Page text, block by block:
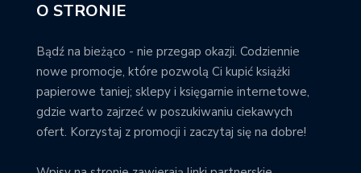
O STRONIE
Bądź na bieżąco - nie przegap okazji. Codziennie
nowe promocje, które pozwolą Ci kupić książki
papierowe taniej; sklepy i księgarnie internetowe,
gdzie warto zajrzeć w poszukiwaniu ciekawych
ofert. Korzystaj z promocji i zaczytaj się na dobre!